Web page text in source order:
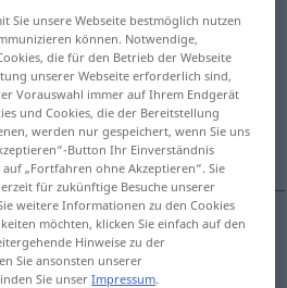
anklicken/antippen)
Bierflasche Spule
boîte en métal
Sie unsere Webseite bestmöglich nutzen
können. Notwendige,
die für den Betrieb der Webseite
unserer Webseite erforderlich sind,
Vorauswahl immer auf Ihrem Endgerät
und Cookies, die der Bereitstellung
werden nur gespeichert, wenn Sie uns
Button Ihr Einverständnis
„Fortfahren ohne Akzeptieren“. Sie
für zukünftige Besuche unserer
weitere Informationen zu den Cookies
möchten, klicken Sie einfach auf den
Hinweise zu der
Sie ansonsten unserer
Sie unserImpressum.